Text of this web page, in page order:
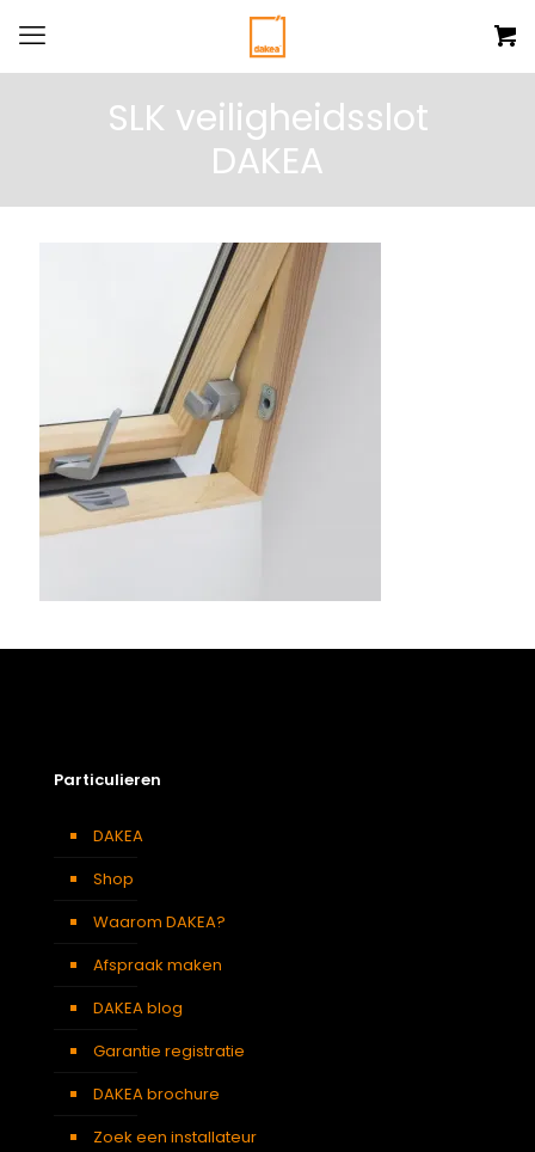
SLK veiligheidsslot
DAKEA
Particulieren
DAKEA
Shop
Waarom DAKEA?
Afspraak maken
DAKEA blog
Garantie registratie
DAKEA brochure
Zoek een installateur